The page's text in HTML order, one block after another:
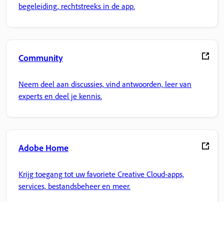
begeleiding, rechtstreeks in de app.
Community
Neem deel aan discussies, vind antwoorden, leer van
experts en deel je kennis.
Adobe Home
Krijg toegang tot uw favoriete Creative Cloud-apps,
services, bestandsbeheer en meer.